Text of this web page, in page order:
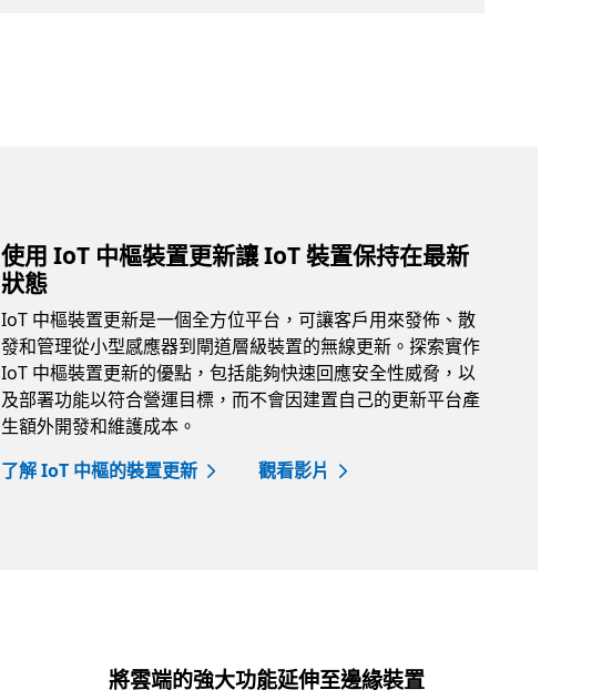
使用 IoT 中樞裝置更新讓 IoT 裝置保持在最新
狀態
IoT 中樞裝置更新是一個全方位平台，可讓客戶用來發佈、散
發和管理從小型感應器到閘道層級裝置的無線更新。探索實作
IoT 中樞裝置更新的優點，包括能夠快速回應安全性威脅，以
及部署功能以符合營運目標，而不會因建置自己的更新平台產
生額外開發和維護成本。
了解 IoT 中樞的裝置更新
觀看影片
將雲端的強大功能延伸至邊緣裝置